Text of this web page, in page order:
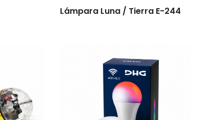
Lámpara Luna / Tierra E-244